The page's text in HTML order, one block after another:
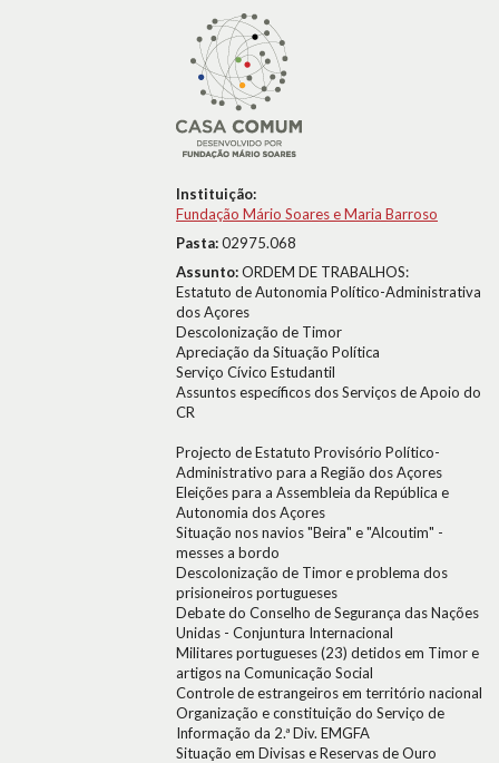
Instituição:
Fundação Mário Soares e Maria Barroso
Pasta:02975.068
Assunto:ORDEM DE TRABALHOS:
Estatuto de Autonomia Político-Administrativa
dos Açores
Descolonização de Timor
Apreciação da Situação Política
Serviço Cívico Estudantil
Assuntos específicos dos Serviços de Apoio do
CR
Projecto de Estatuto Provisório Político-
Administrativo para a Região dos Açores
Eleições para a Assembleia da República e
Autonomia dos Açores
Situação nos navios "Beira" e "Alcoutim" -
messes a bordo
Descolonização de Timor e problema dos
prisioneiros portugueses
Debate do Conselho de Segurança das Nações
Unidas - Conjuntura Internacional
Militares portugueses (23) detidos em Timor e
artigos na Comunicação Social
Controle de estrangeiros em território nacional
Organização e constituição do Serviço de
Informação da 2.ª Div. EMGFA
Situação em Divisas e Reservas de Ouro